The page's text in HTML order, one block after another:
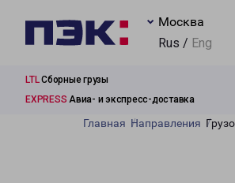
Москва
Rus / Eng
LTLСборные грузы
EXPRESS Авиа- и экспресс-доставка
Главная Направления